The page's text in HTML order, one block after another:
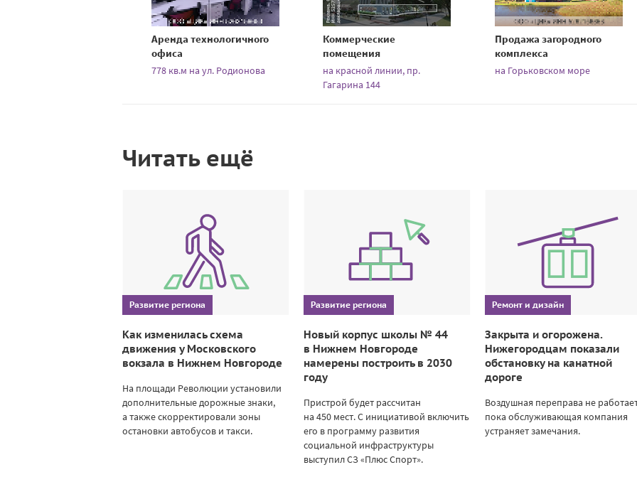
Аренда технологичного
офиса
778 кв.м на ул. Родионова
Коммерческие
помещения
на красной линии, пр.
Гагарина 144
Продажа загородного
комплекса
на Горьковском море
Читать ещё
Развитие региона
Как изменилась схема
движения у Московского
вокзала в Нижнем Новгороде
На площади Революции установили
дополнительные дорожные знаки,
а также скорректировали зоны
остановки автобусов и такси.
Развитие региона
Новый корпус школы № 44
в Нижнем Новгороде
намерены построить в 2030
году
Пристрой будет рассчитан
на 450 мест. С инициативой включить
его в программу развития
социальной инфраструктуры
выступил СЗ «Плюс Спорт».
Ремонт и дизайн
Закрыта и огорожена.
Нижегородцам показали
обстановку на канатной
дороге
Воздушная переправа не
пока обслуживающая компания
устраняет замечания.